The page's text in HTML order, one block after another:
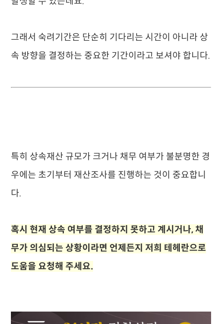
그래서 숙려기간은 단순히 기다리는 시간이 아니라 상
속 방향을 결정하는 중요한 기간이라고 보셔야 합니다.
특히 상속재산 규모가 크거나 채무 여부가 불분명한 경
우에는 초기부터 재산조사를 진행하는 것이 중요합니
다.
혹시 현재 상속 여부를 결정하지 못하고 계시거나, 채
무가 의심되는 상황이라면 언제든지 저희 테헤란으로
도움을 요청해 주세요.